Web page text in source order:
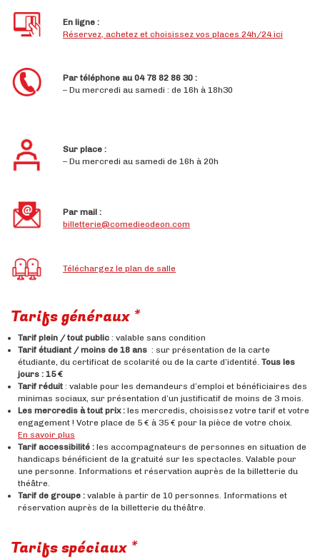
En ligne :
Réservez, achetez et choisissez vos places 24h/24 ici
Par téléphone au 04 78 82 86 30 :
– Du mercredi au samedi : de 16h à 18h30
Sur place :
– Du mercredi au samedi de 16h à 20h
Par mail :
billetterie@comedieodeon.com
Téléchargez le plan de salle
Tarifs généraux *
Tarif plein / tout public : valable sans condition
Tarif étudiant / moins de 18 ans : sur présentation de la carte
étudiante, du certificat de scolarité ou de la carte d’identité. Tous les
jours : 15 €
Tarif réduit : valable pour les demandeurs d’emploi et bénéficiaires des
minimas sociaux, sur présentation d’un justificatif de moins de 3 mois.
Les mercredis à tout prix : les mercredis, choisissez votre tarif et votre
engagement ! Votre place de 5 € à 35 € pour la pièce de votre choix.
En savoir plus
Tarif accessibilité : les accompagnateurs de personnes en situation de
handicaps bénéficient de la gratuité sur les spectacles. Valable pour
une personne. Informations et réservation auprès de la billetterie du
théâtre.
Tarif de groupe : valable à partir de 10 personnes. Informations et
réservation auprès de la billetterie du théâtre.
Tarifs spéciaux *